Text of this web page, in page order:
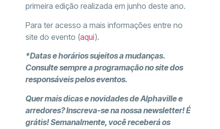
primeira edição realizada em junho deste ano.
Para ter acesso a mais informações entre no
site do evento (aqui).
*Datas e horários sujeitos a mudanças.
Consulte sempre a programação no site dos
responsáveis pelos eventos.
Quer mais dicas e novidades de Alphaville e
arredores? Inscreva-se na nossa newsletter! É
grátis! Semanalmente, você receberá os